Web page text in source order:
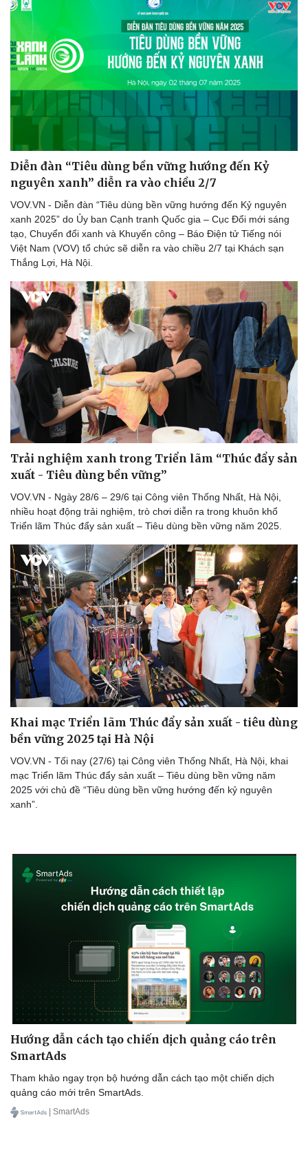
Thể thao
Bóng đá
Lịch thi đấu bóng đá
Thế giới thể thao
eSports
Hậu trường
Ô tô - Xe máy
Ô tô
Xe máy
Tư vấn
Doanh nghiệp
Thông tin doanh nghiệp
Doanh nghiệp 24h
Doanh nhân
Vì cộng đồng
Công nghệ
Tin Công nghệ
Chuyển đổi số
Diễn đàn “Tiêu dùng bền vững hướng đến Kỷ
nguyên xanh” diễn ra vào chiều 2/7
VOV.VN - Diễn đàn “Tiêu dùng bền vững hướng đến Kỷ nguyên
xanh 2025” do Ủy ban Cạnh tranh Quốc gia – Cục Đổi mới sáng
tạo, Chuyển đổi xanh và Khuyến công – Báo Điện tử Tiếng nói
Việt Nam (VOV) tổ chức sẽ diễn ra vào chiều 2/7 tại Khách sạn
Thắng Lợi, Hà Nội.
Trải nghiệm xanh trong Triển lãm “Thúc đẩy sản
xuất - Tiêu dùng bền vững”
VOV.VN - Ngày 28/6 – 29/6 tại Công viên Thống Nhất, Hà Nội,
nhiều hoạt động trải nghiệm, trò chơi diễn ra trong khuôn khổ
Triển lãm Thúc đẩy sản xuất – Tiêu dùng bền vững năm 2025.
Khai mạc Triển lãm Thúc đẩy sản xuất - tiêu dùng
bền vững 2025 tại Hà Nội
VOV.VN - Tối nay (27/6) tại Công viên Thống Nhất, Hà Nội, khai
mạc Triển lãm Thúc đẩy sản xuất – Tiêu dùng bền vững năm
2025 với chủ đề “Tiêu dùng bền vững hướng đến kỷ nguyên
xanh”.
Hướng dẫn cách tạo chiến dịch quảng cáo trên
SmartAds
Tham khảo ngay trọn bộ hướng dẫn cách tạo một chiến dịch
quảng cáo mới trên SmartAds.
| SmartAds